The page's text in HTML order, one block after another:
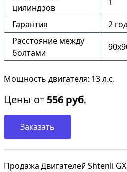
цилиндров
Гарантия
2
Расстояние между
болтами
Мощность двигателя: 13 л.с.
Цены от 556 руб.
Заказать
Продажа Двигателей Shtenli